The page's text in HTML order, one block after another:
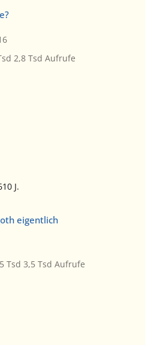
2,8 Tsd Aufrufe
10 J.
eigentlich
3,5 Tsd Aufrufe